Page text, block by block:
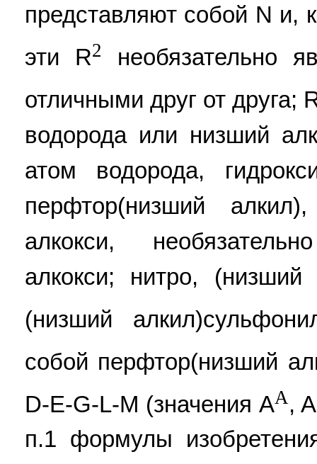
представляют собой N и,
эти R2
необязательно
отличными друг от друга;
водорода или низший
атом водорода,
перфтор(низший
алкокси,
алкокси; нитро, (низший
(низший
собой перфтор(низший
D-E-G-L-M (значения AA,
п.1 формулы